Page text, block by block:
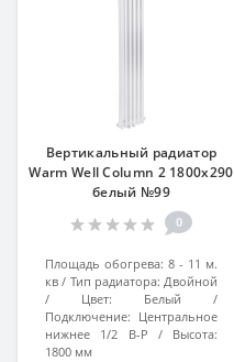
Вертикальный радиатор
Warm Well Column 2 1800x290
белый №99
0
Площадь обогрева: 8 - 11 м.
кв Тип радиатора: Двойной
Цвет:
Белый
Подключение: Центральное
нижнее 1/2 В-Р
Высота:
1800 мм